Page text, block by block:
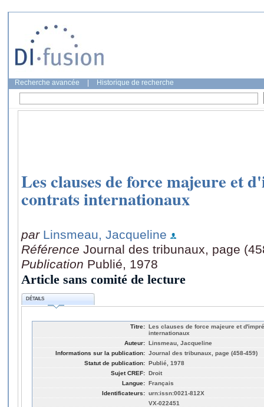
Recherche avancée Historique de recherche
Les clauses de force majeure et
contrats internationaux
par Linsmeau, Jacqueline
Référence Journal des tribunaux, page
Publication Publié, 1978
Article sans comité de lecture
DÉTAILS
Titre: Les clauses de force majeure et
internationaux
Auteur: Linsmeau, Jacqueline
Informations sur la publication: Journal des tribunaux, page (458-459)
Statut de publication: Publié, 1978
Sujet CREF: Droit
Langue: Français
Identificateurs: urn:issn:0021-812X
VX-022451